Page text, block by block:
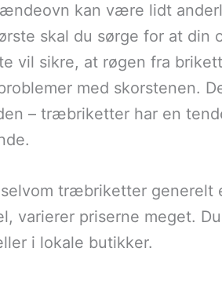
kan være lidt
skal du sørge for at din
vil sikre, at røgen fra
med skorstenen.
– træbriketter har en
træbriketter generelt
varierer priserne meget.
i lokale butikker.